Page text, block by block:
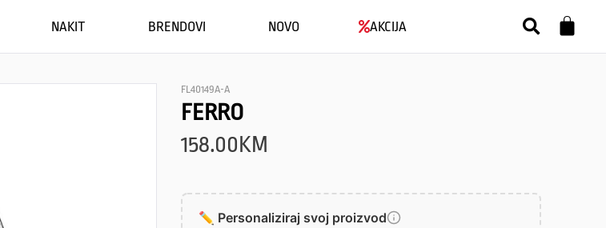
NAKIT BRENDOVI NOVO AKCIJA
FL40149A-A
FERRO
158.00 KM
✏️ Personaliziraj svoj proizvod